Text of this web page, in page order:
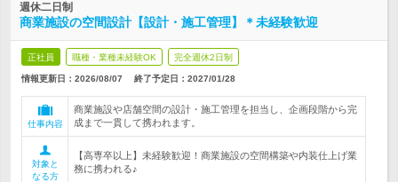
週休二日制
商業施設の空間設計【設計・施工管理】＊未経験歓迎
正社員 職種・業種未経験OK 完全週休2日制
情報更新日：2026/08/07 終了予定日： 2027/01/28
仕事内容
商業施設や店舗空間の設計・施工管理を担当し、企画段階から完
成まで一貫して携われます。
対象と
なる方
【高専卒以上】未経験歓迎！商業施設の空間構築や内装仕上げ業
務に携われる♪